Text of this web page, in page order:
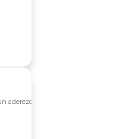
aderezo a escoger.